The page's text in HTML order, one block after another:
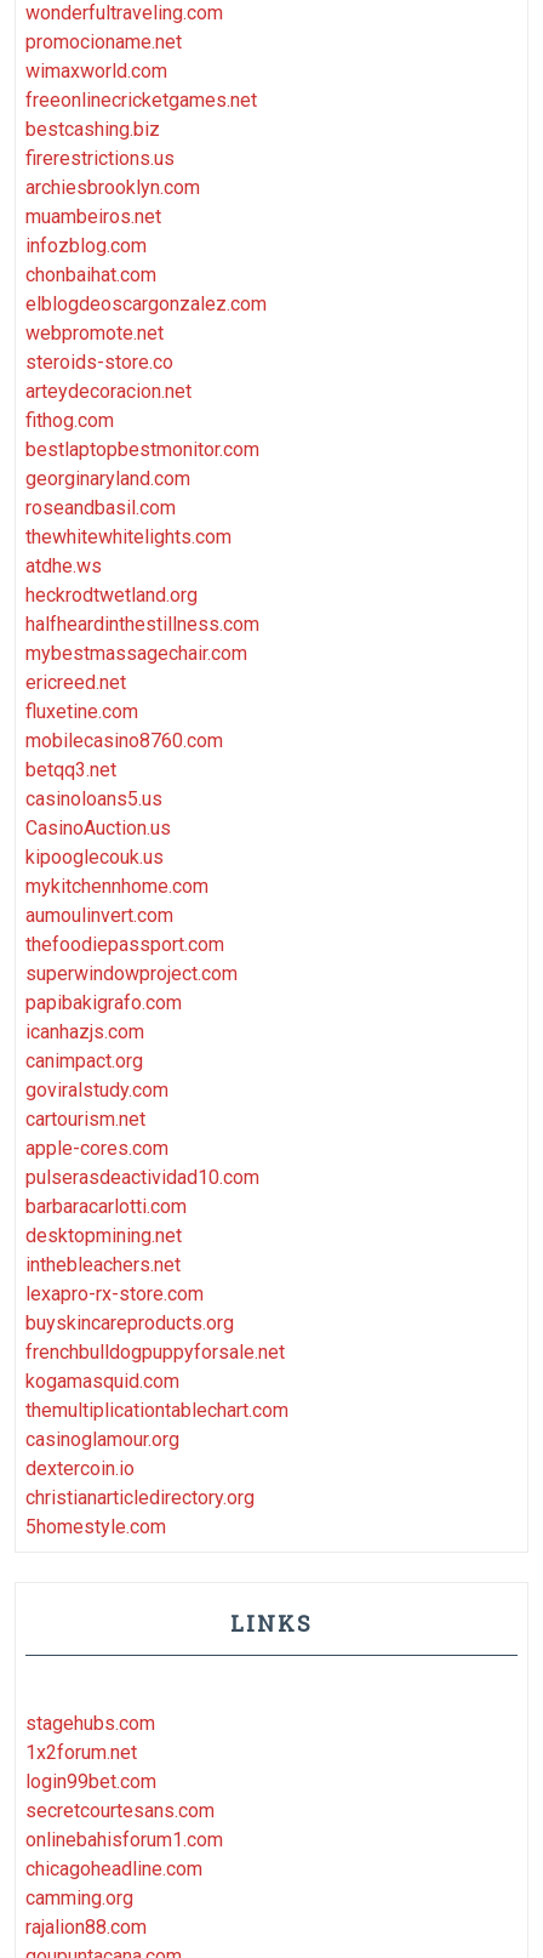
wonderfultraveling.com
promocioname.net
wimaxworld.com
freeonlinecricketgames.net
bestcashing.biz
firerestrictions.us
archiesbrooklyn.com
muambeiros.net
infozblog.com
chonbaihat.com
elblogdeoscargonzalez.com
webpromote.net
steroids-store.co
arteydecoracion.net
fithog.com
bestlaptopbestmonitor.com
georginaryland.com
roseandbasil.com
thewhitewhitelights.com
atdhe.ws
heckrodtwetland.org
halfheardinthestillness.com
mybestmassagechair.com
ericreed.net
fluxetine.com
mobilecasino8760.com
betqq3.net
casinoloans5.us
CasinoAuction.us
kipooglecouk.us
mykitchennhome.com
aumoulinvert.com
thefoodiepassport.com
superwindowproject.com
papibakigrafo.com
icanhazjs.com
canimpact.org
goviralstudy.com
cartourism.net
apple-cores.com
pulserasdeactividad10.com
barbaracarlotti.com
desktopmining.net
inthebleachers.net
lexapro-rx-store.com
buyskincareproducts.org
frenchbulldogpuppyforsale.net
kogamasquid.com
themultiplicationtablechart.com
casinoglamour.org
dextercoin.io
christianarticledirectory.org
5homestyle.com
LINKS
stagehubs.com
1x2forum.net
login99bet.com
secretcourtesans.com
onlinebahisforum1.com
chicagoheadline.com
camming.org
rajalion88.com